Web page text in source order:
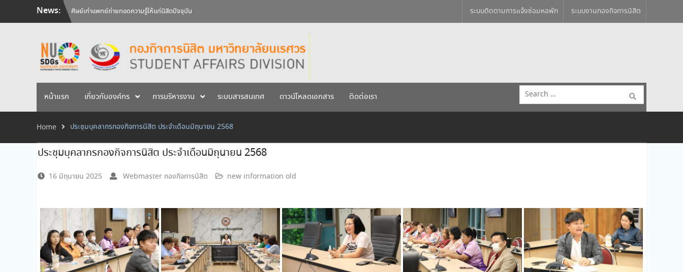
News:
ศิษย์เก่าแพทย์ถ่ายทอดความรู้ให้แก่นิสิตปัจจุบัน
วันคล้ายวันสถาปนามหาวิทยาลัยนเรศวร ครบรอบ 36 ปี 29 กรกฎาคม 2569
ระบบติดตามการแจ้งซ่อมหอพัก ระบบงานกองกิจการนิสิต
หน้าแรก เกี่ยวกับองค์กร การบริหารงาน ระบบสารสนเทศ ดาวน์โหลดเอกสาร ติดต่อเรา
Search
for:
Home ประชุมบุคลากรกองกิจการนิสิต ประจำเดือนมิถุนายน 2568
ประชุมบุคลากรกองกิจการนิสิต ประจำเดือนมิถุนายน 2568
16 มิถุนายน 2025 Webmaster กองกิจการนิสิต new information old